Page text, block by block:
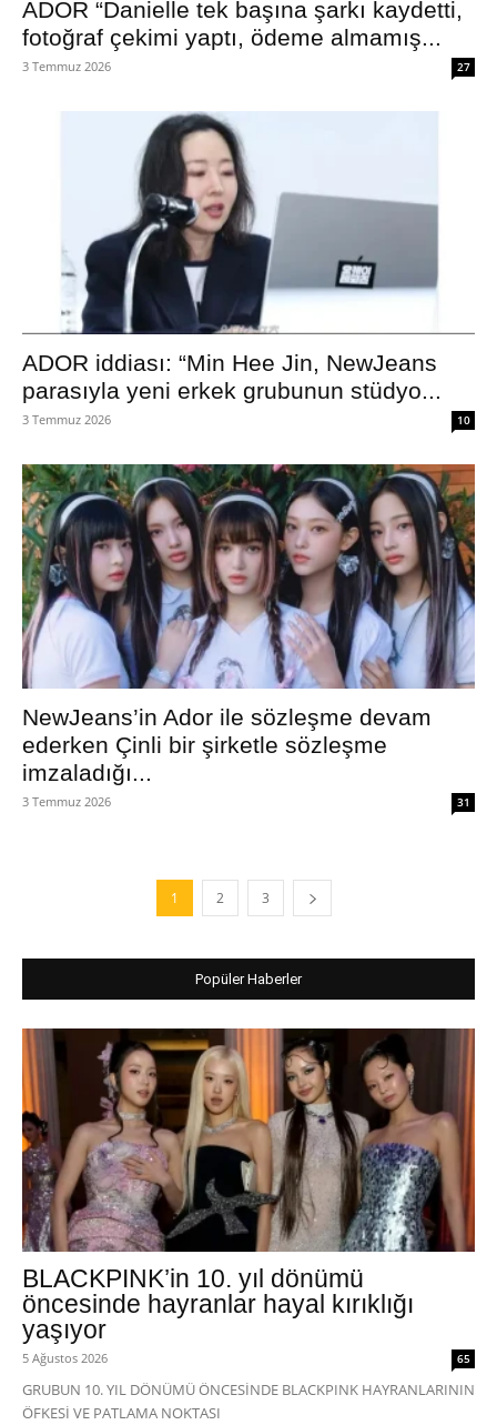
ADOR “Danielle tek başına şarkı kaydetti,
fotoğraf çekimi yaptı, ödeme almamış...
3 Temmuz 2026 27
ADOR iddiası: “Min Hee Jin, NewJeans
parasıyla yeni erkek grubunun stüdyo...
3 Temmuz 2026 10
NewJeans’in Ador ile sözleşme devam
ederken Çinli bir şirketle sözleşme
imzaladığı...
3 Temmuz 2026 31
1 2 3
Popüler Haberler
BLACKPINK’in 10. yıl dönümü
öncesinde hayranlar hayal kırıklığı
yaşıyor
5 Ağustos 2026 65
GRUBUN 10. YIL DÖNÜMÜ ÖNCESİNDE BLACKPINK HAYRANLARININ
ÖFKESİ VE PATLAMA NOKTASI